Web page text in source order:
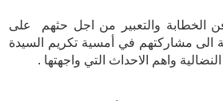
الخطابة والتعبير من اجل حثهم على
الى مشاركتهم في أمسية تكريم السيدة
واهم الاحداث التي واجهتها .